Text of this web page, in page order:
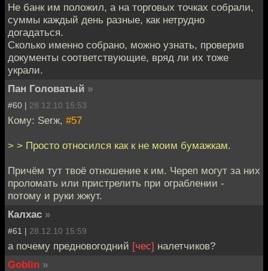
Не банк им положил, а на торговых точках собрали,
суммы каждый день разные, как нетрудно
догадаться.
Сколько именно собрано, можно узнать, проверив
документы соответствующие, вряд ли их тоже
украли.
Пан Головатый »
#60 | 28.12.10 15:53
Кому: Serж, #57
> > Просто относился как к не моим бумажкам.
Причём тут твоё отношение к им. Череп могут за них
проломать или пристрелить при ограблении -
потому и руки жжут.
Калхас »
#61 | 28.12.10 15:59
а почему предновогодний [чес] налетчиков?
Goblin »